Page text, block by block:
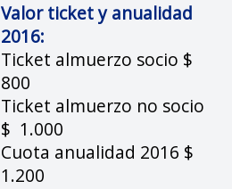
Valor ticket y anualidad
2016:
Ticket almuerzo socio $
800
Ticket almuerzo no socio
$ 1.000
Cuota anualidad 2016 $
1.200